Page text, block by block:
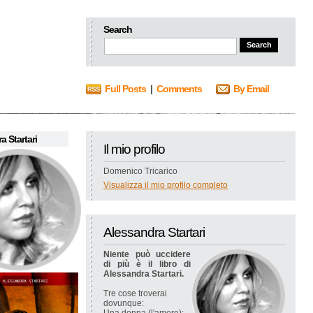
Search
Full Posts| Comments By Email
Startari
Il mio profilo
Domenico Tricarico
Visualizza il mio profilo completo
Alessandra Startari
Niente può uccidere
di più è il libro di
Alessandra Startari.
Tre cose troverai
dovunque: